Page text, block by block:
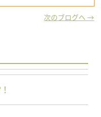
次のブログへ →